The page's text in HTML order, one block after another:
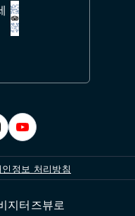
인정보 처리방침
지터즈뷰로